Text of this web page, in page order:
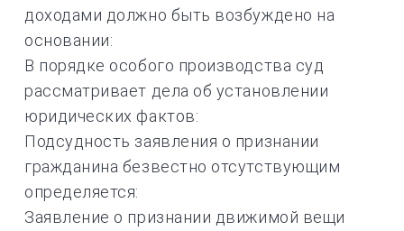
доходами должно быть возбуждено на
основании:
В порядке особого производства суд
рассматривает дела об установлении
юридических фактов:
Подсудность заявления о признании
гражданина безвестно отсутствующим
определяется:
Заявление о признании движимой вещи